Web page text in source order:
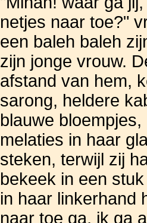
netjes naar toe?"
een baleh baleh
zijn jonge vrouw.
afstand van hem,
sarong, heldere
blauwe
melaties in haar
steken, terwijl zij
bekeek in een
in haar linkerhand
naar toe ga, ik ga